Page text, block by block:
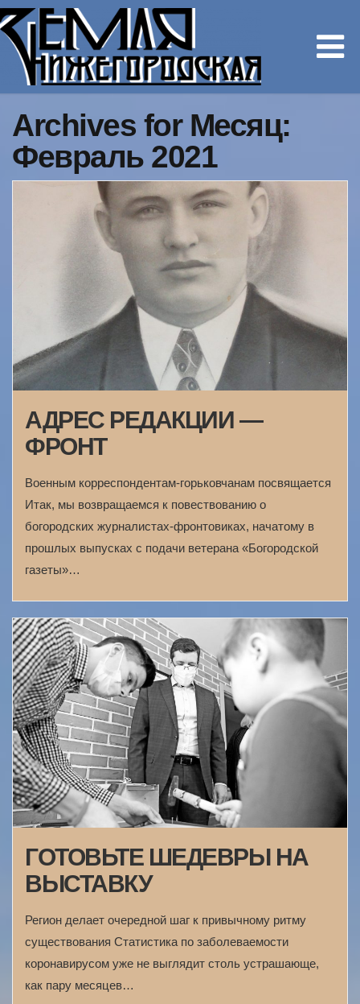
Archives for Месяц:
Февраль 2021
АДРЕС РЕДАКЦИИ —
ФРОНТ
Военным корреспондентам-горьковчанам посвящается
Итак, мы возвращаемся к повествованию о
богородских журналистах-фронтовиках, начатому в
прошлых выпусках с подачи ветерана «Богородской
газеты»…
ГОТОВЬТЕ ШЕДЕВРЫ НА
ВЫСТАВКУ
Регион делает очередной шаг к привычному ритму
существования Статистика по заболеваемости
коронавирусом уже не выглядит столь устрашающе,
как пару месяцев…